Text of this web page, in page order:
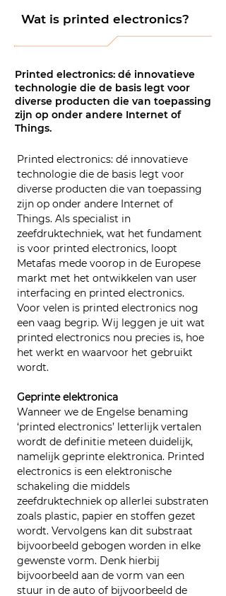
Wat is printed electronics?
Printed electronics: dé innovatieve
technologie die de basis legt voor
diverse producten die van toepassing
zijn op onder andere Internet of
Things.
Printed electronics: dé innovatieve
technologie die de basis legt voor
diverse producten die van toepassing
zijn op onder andere Internet of
Things. Als specialist in
zeefdruktechniek, wat het fundament
is voor printed electronics, loopt
Metafas mede voorop in de Europese
markt met het ontwikkelen van user
interfacing en printed electronics.
Voor velen is printed electronics nog
een vaag begrip. Wij leggen je uit wat
printed electronics nou precies is, hoe
het werkt en waarvoor het gebruikt
wordt.
Geprinte elektronica
Wanneer we de Engelse benaming
‘printed electronics’ letterlijk vertalen
wordt de definitie meteen duidelijk,
namelijk geprinte elektronica. Printed
electronics is een elektronische
schakeling die middels
zeefdruktechniek op allerlei substraten
zoals plastic, papier en stoffen gezet
wordt. Vervolgens kan dit substraat
bijvoorbeeld gebogen worden in elke
gewenste vorm. Denk hierbij
bijvoorbeeld aan de vorm van een
stuur in de auto of bijvoorbeeld de